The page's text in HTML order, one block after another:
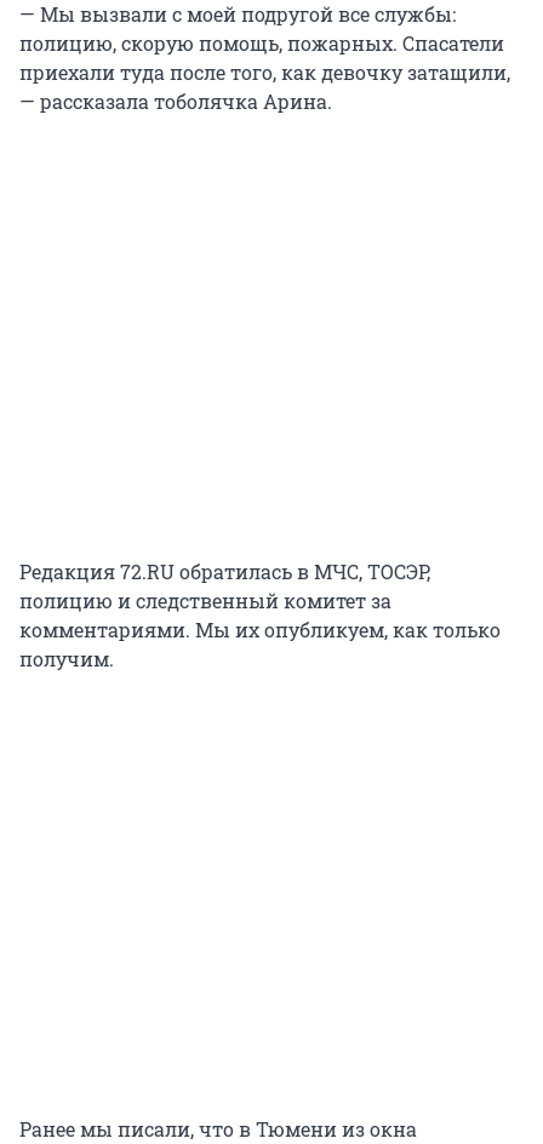
— Мы вызвали с моей подругой все службы:
полицию, скорую помощь, пожарных. Спасатели
приехали туда после того, как девочку затащили,
— рассказала тоболячка Арина.
Редакция 72.RU обратилась в МЧС, ТОСЭР,
полицию и следственный комитет за
комментариями. Мы их опубликуем, как только
получим.
Ранее мы писали, что в Тюмени из окна